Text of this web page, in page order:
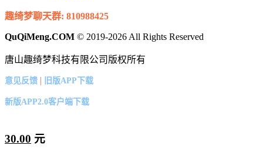
趣绮梦聊天群: 810988425
QuQiMeng.COM © 2019-2026 All Rights Reserved
唐山趣绮梦科技有限公司版权所有
意见反馈 | 旧版APP下载
新版APP2.0客户端下载
30.00 元